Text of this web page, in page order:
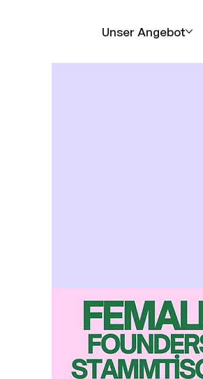
Unser Angebot